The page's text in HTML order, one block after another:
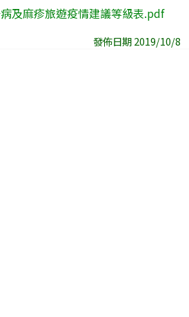
及麻疹旅遊疫情建議等級表.pdf
發佈日期 2019/10/8